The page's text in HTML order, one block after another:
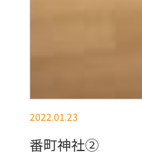
2022.01.23
番町神社②